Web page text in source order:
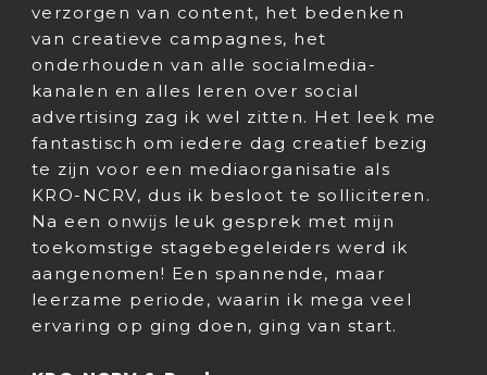
verzorgen van content, het bedenken
van creatieve campagnes, het
onderhouden van alle socialmedia-
kanalen en alles leren over social
advertising zag ik wel zitten. Het leek me
fantastisch om iedere dag creatief bezig
te zijn voor een mediaorganisatie als
KRO-NCRV, dus ik besloot te solliciteren.
Na een onwijs leuk gesprek met mijn
toekomstige stagebegeleiders werd ik
aangenomen! Een spannende, maar
leerzame periode, waarin ik mega veel
ervaring op ging doen, ging van start.